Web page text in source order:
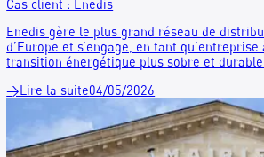
Recycler l’essuie‑mains : quand
l’intelligence collective
La semaine dernière, nous étions à
MPH1865, à l’invitation de François
Adjoint, pour une journée riche en
→
Lire la suite05/05/2026